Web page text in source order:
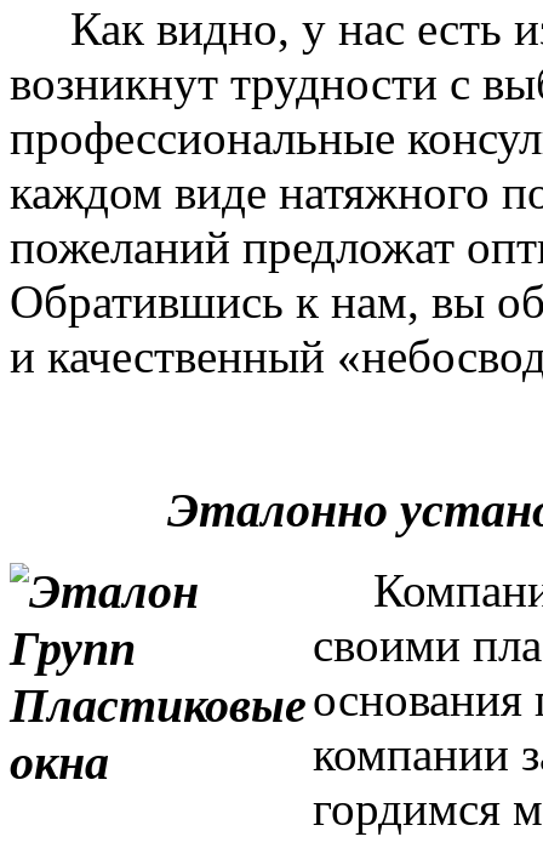
Как видно, у нас есть
возникнут трудности с
профессиональные
каждом виде натяжного
пожеланий предложат
Обратившись к нам, вы
и качественный
Эталонно
своими
основания
компании
гордимся